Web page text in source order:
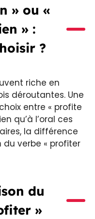
» ou «
» :
?
riche en
déroutantes. Une
entre « profite
qu’à l’oral ces
la différence
verbe « profiter
du
»